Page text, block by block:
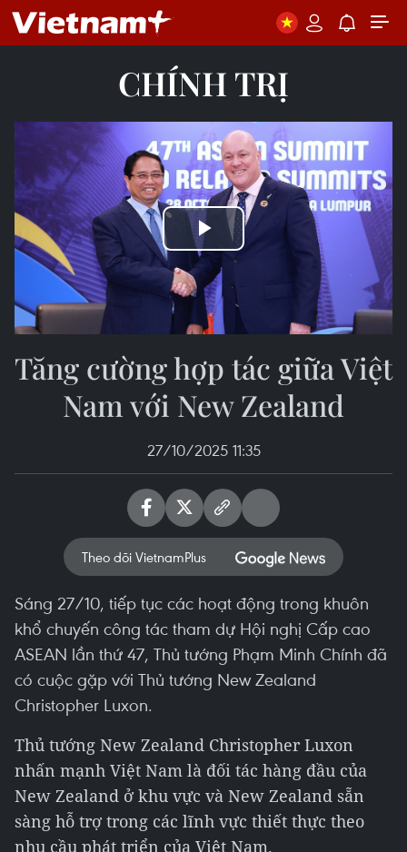
CHÍNH TRỊ
Play
Video
Tăng cường hợp tác giữa Việt
Nam với New Zealand
27/10/2025 11:35
Theo dõi VietnamPlus
Sáng 27/10, tiếp tục các hoạt động trong khuôn
khổ chuyến công tác tham dự Hội nghị Cấp cao
ASEAN lần thứ 47, Thủ tướng Phạm Minh Chính đã
có cuộc gặp với Thủ tướng New Zealand
Christopher Luxon.
Thủ tướng New Zealand Christopher Luxon
nhấn mạnh Việt Nam là đối tác hàng đầu của
New Zealand ở khu vực và New Zealand sẵn
sàng hỗ trợ trong các lĩnh vực thiết thực theo
nhu cầu phát triển của Việt Nam.